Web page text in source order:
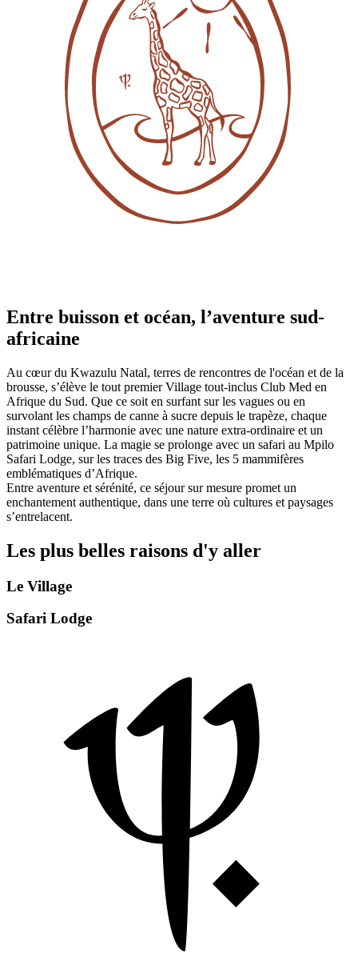
Entre buisson et océan, l’aventure sud-
africaine
Au cœur du Kwazulu Natal, terres de rencontres de l'océan et de la
brousse, s’élève le tout premier Village tout-inclus Club Med en
Afrique du Sud. Que ce soit en surfant sur les vagues ou en
survolant les champs de canne à sucre depuis le trapèze, chaque
instant célèbre l’harmonie avec une nature extra-ordinaire et un
patrimoine unique. La magie se prolonge avec un safari au Mpilo
Safari Lodge, sur les traces des Big Five, les 5 mammifères
emblématiques d’Afrique.
Entre aventure et sérénité, ce séjour sur mesure promet un
enchantement authentique, dans une terre où cultures et paysages
s’entrelacent.
Les plus belles raisons d'y aller
Le Village
Safari Lodge